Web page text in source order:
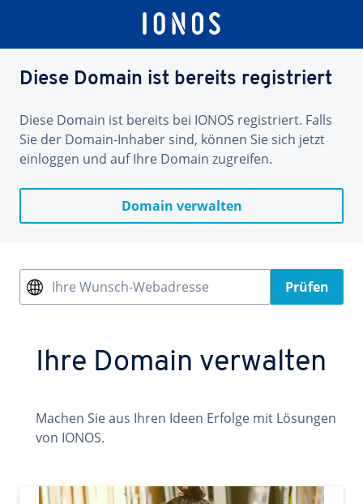
Diese Domain ist bereits registriert
Diese Domain ist bereits bei IONOS registriert. Falls
Sie der Domain-Inhaber sind, können Sie sich jetzt
einloggen und auf Ihre Domain zugreifen.
Domain verwalten
Ihre Wunsch-Webadresse Prüfen
Ihre Domain verwalten
Machen Sie aus Ihren Ideen Erfolge mit Lösungen
von IONOS.